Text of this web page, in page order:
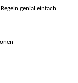
genial einfach